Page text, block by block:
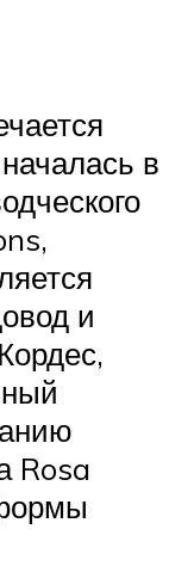
в
и
Rosa